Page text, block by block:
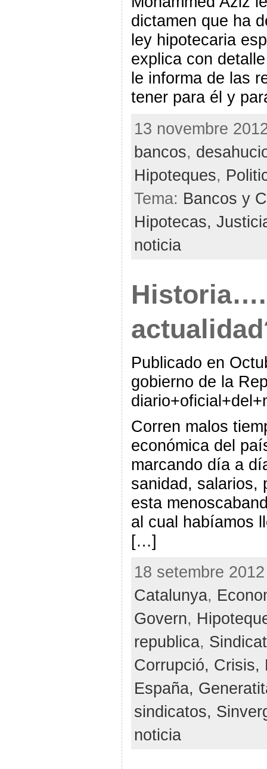
dictamen que ha
ley hipotecaria
explica con
le informa de las
tener para él y
13 novembre
bancos,
Hipoteques,
Tema: Bancos y
Hipotecas,
noticia
Publicado en
gobierno de la
Corren malos
económica del
marcando día a
sanidad, salarios,
esta
al cual habíamos
[…]
18 setembre
Catalunya,
Govern,
republica,
Corrupció, Crisis,
España,
sindicatos,
noticia